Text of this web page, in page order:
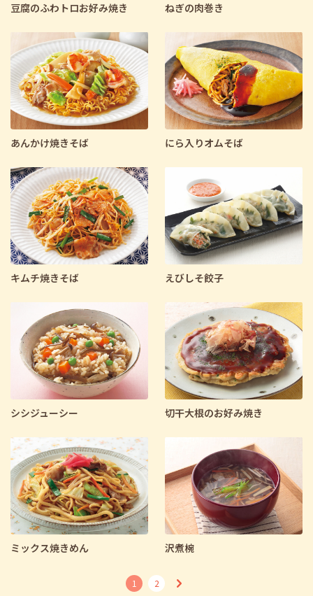
豆腐のふわトロお好み焼き ねぎの肉巻き
あんかけ焼きそば にら入りオムそば
キムチ焼きそば えびしそ餃子
シシジューシー 切干大根のお好み焼き
ミックス焼きめん 沢煮椀
1 2